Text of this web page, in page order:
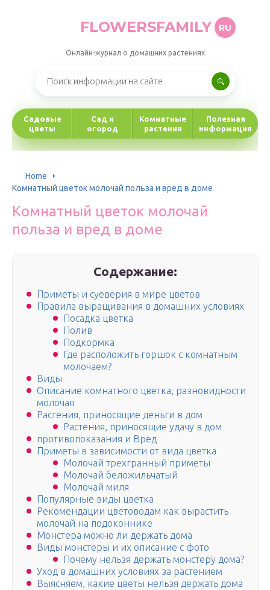
FLOWERSFAMILY RU
Онлайн-журнал о домашних растениях
Садовые
цветы
Сад и
огород
Комнатные
растения
Полезная
информация
Home
Комнатный цветок молочай польза и вред в доме
Комнатный цветок молочай
польза и вред в доме
Содержание:
Приметы и суеверия в мире цветов
Правила выращивания в домашних условиях
Посадка цветка
Полив
Подкормка
Где расположить горшок с комнатным
молочаем?
Виды
Описание комнатного цветка, разновидности
молочая
Растения, приносящие деньги в дом
Растения, приносящие удачу в дом
противопоказания и Вред
Приметы в зависимости от вида цветка
Молочай трехгранный приметы
Молочай беложильчатый
Молочай миля
Популярные виды цветка
Рекомендации цветоводам как вырастить
молочай на подоконнике
Монстера можно ли держать дома
Виды монстеры и их описание с фото
Почему нельзя держать монстеру дома?
Уход в домашних условиях за растением
Выясняем, какие цветы нельзя держать дома